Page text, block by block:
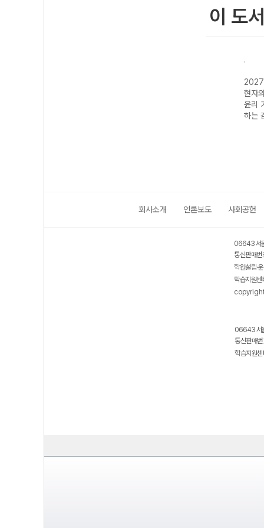
이 도
2027
현자
윤리
하는
회사소개 언론보도 사회공헌
06643 서
통신판매
학원설립·
학습지원
06643 서
통신판매
학습지원